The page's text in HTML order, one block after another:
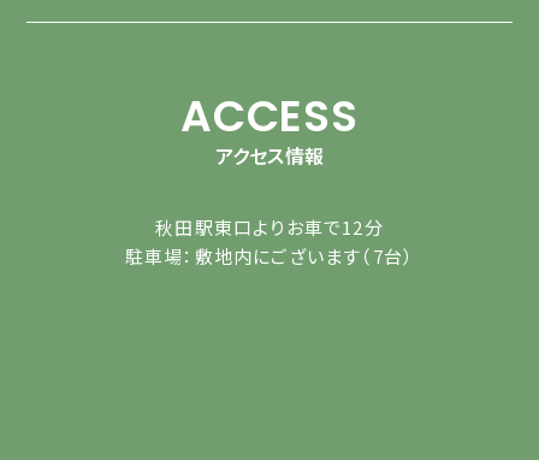
ACCESS
アクセス情報
秋田駅東口よりお車で12分
駐車場：敷地内にございます（7台）